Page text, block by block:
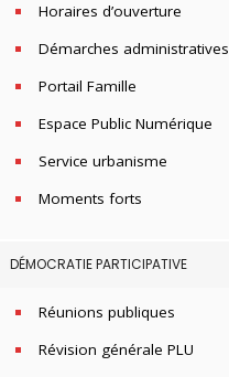
Horaires d’ouverture
Démarches administratives
Portail Famille
Espace Public Numérique
Service urbanisme
Moments forts
DÉMOCRATIE PARTICIPATIVE
Réunions publiques
Révision générale PLU